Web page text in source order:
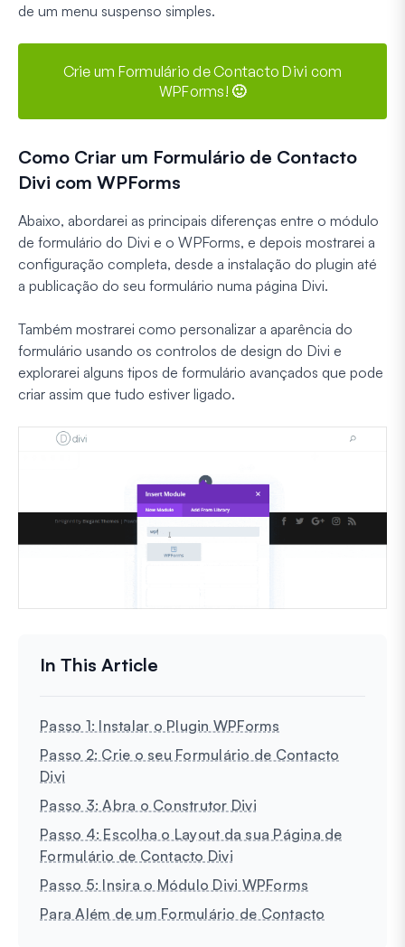
de um menu suspenso simples.
Crie um Formulário de Contacto Divi com
WPForms! 🙂
Como Criar um Formulário de Contacto
Divi com WPForms
Abaixo, abordarei as principais diferenças entre o módulo
de formulário do Divi e o WPForms, e depois mostrarei a
configuração completa, desde a instalação do plugin até
a publicação do seu formulário numa página Divi.
Também mostrarei como personalizar a aparência do
formulário usando os controlos de design do Divi e
explorarei alguns tipos de formulário avançados que pode
criar assim que tudo estiver ligado.
Passo 1: Instalar o Plugin WPForms
Passo 2: Crie o seu Formulário de Contacto
Divi
Passo 3: Abra o Construtor Divi
Passo 4: Escolha o Layout da sua Página de
Formulário de Contacto Divi
Passo 5: Insira o Módulo Divi WPForms
Para Além de um Formulário de Contacto